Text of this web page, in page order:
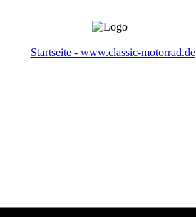
Startseite - www.classic-motorrad.de